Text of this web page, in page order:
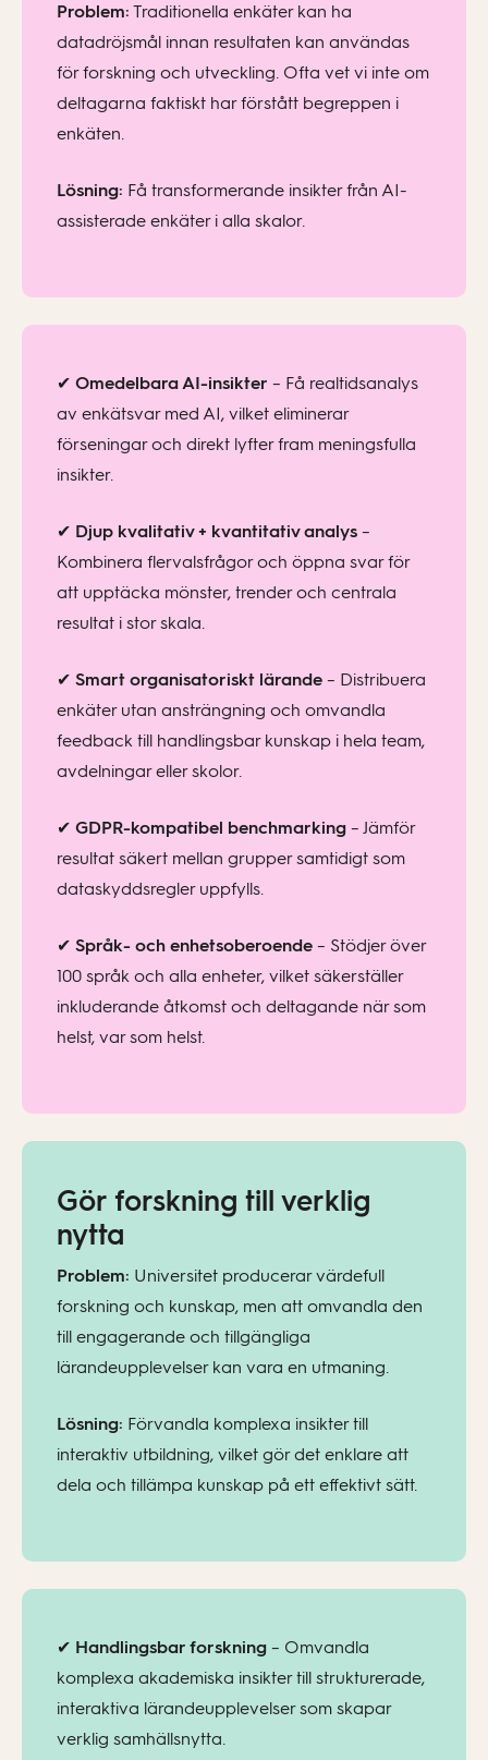
Problem: Traditionella enkäter kan ha
datadröjsmål innan resultaten kan användas
för forskning och utveckling. Ofta vet vi inte om
deltagarna faktiskt har förstått begreppen i
enkäten.
Lösning: Få transformerande insikter från AI-
assisterade enkäter i alla skalor.
✔ Omedelbara AI-insikter – Få realtidsanalys
av enkätsvar med AI, vilket eliminerar
förseningar och direkt lyfter fram meningsfulla
insikter.
✔ Djup kvalitativ + kvantitativ analys –
Kombinera flervalsfrågor och öppna svar för
att upptäcka mönster, trender och centrala
resultat i stor skala.
✔ Smart organisatoriskt lärande – Distribuera
enkäter utan ansträngning och omvandla
feedback till handlingsbar kunskap i hela team,
avdelningar eller skolor.
✔ GDPR-kompatibel benchmarking – Jämför
resultat säkert mellan grupper samtidigt som
dataskyddsregler uppfylls.
✔ Språk- och enhetsoberoende – Stödjer över
100 språk och alla enheter, vilket säkerställer
inkluderande åtkomst och deltagande när som
helst, var som helst.
Gör forskning till verklig
nytta
Problem: Universitet producerar värdefull
forskning och kunskap, men att omvandla den
till engagerande och tillgängliga
lärandeupplevelser kan vara en utmaning.
Lösning: Förvandla komplexa insikter till
interaktiv utbildning, vilket gör det enklare att
dela och tillämpa kunskap på ett effektivt sätt.
✔ Handlingsbar forskning – Omvandla
komplexa akademiska insikter till strukturerade,
interaktiva lärandeupplevelser som skapar
verklig samhällsnytta.